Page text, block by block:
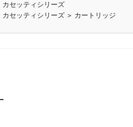
カセッティシリーズ
カセッティシリーズ ＞ カートリッジ